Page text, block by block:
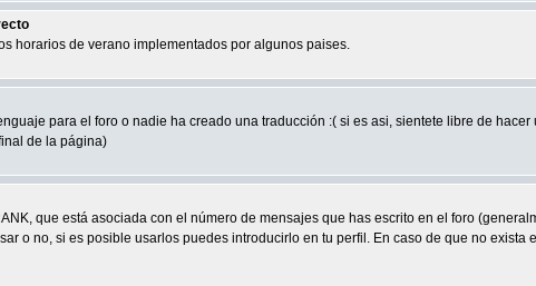
horarios de verano implementados por algunos paises.
para el foro o nadie ha creado una traducción :( si es asi, sientete libre de
de la página)
que está asociada con el número de mensajes que has escrito en el foro
o no, si es posible usarlos puedes introducirlo en tu perfil. En caso de que no